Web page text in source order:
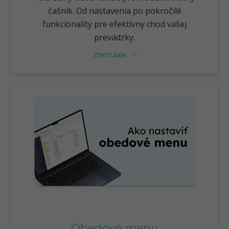
čašník. Od nastavenia po pokročilé
funkcionality pre efektívny chod vašej
prevádzky.
arrow_right_alt
ČÍTAŤ ČLÁNOK